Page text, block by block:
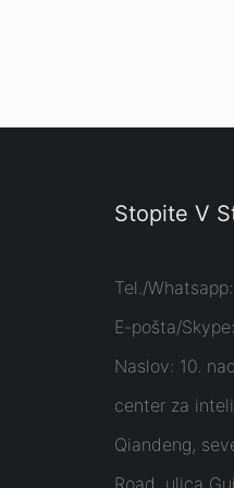
Stopite V
Tel./
E-pošta/Skype:
Naslov: 10.
center za
Qiandeng,
Road, ulica